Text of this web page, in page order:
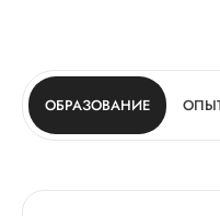
ОБРАЗОВАНИЕ